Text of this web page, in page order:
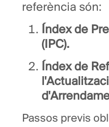
referència són:
Índex de
(IPC).
Índex de
Passos previs